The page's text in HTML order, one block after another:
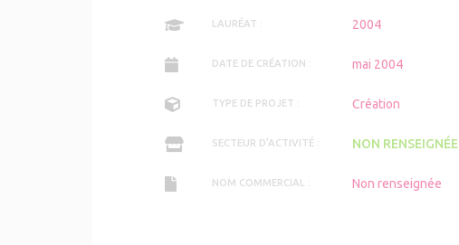
LAURÉAT : 2004
DATE DE CRÉATION : mai 2004
TYPE DE PROJET : Création
SECTEUR D'ACTIVITÉ : NON RENSEIGNÉE
NOM COMMERCIAL : Non renseignée